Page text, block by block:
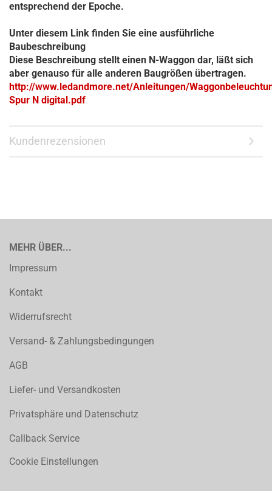
entsprechend der Epoche.
Unter diesem Link finden Sie eine ausführliche
Baubeschreibung
Diese Beschreibung stellt einen N-Waggon dar, läßt sich
aber genauso für alle anderen Baugrößen übertragen.
http://www.ledandmore.net/Anleitungen/
Spur N digital.pdf
Kundenrezensionen
MEHR ÜBER...
Impressum
Kontakt
Widerrufsrecht
Versand- & Zahlungsbedingungen
AGB
Liefer- und Versandkosten
Privatsphäre und Datenschutz
Callback Service
Cookie Einstellungen